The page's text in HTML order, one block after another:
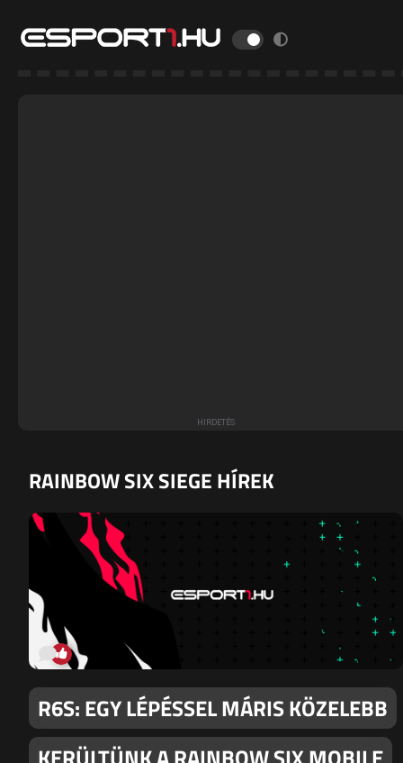
RAINBOW SIX SIEGE HÍREK
R6S: EGY LÉPÉSSEL MÁRIS KÖZELEBB